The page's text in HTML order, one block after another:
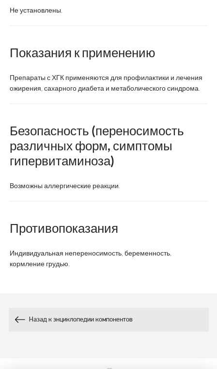
Не установлены.
Показания к применению
Препараты с ХГК применяются для профилактики и лечения
ожирения, сахарного диабета и метаболического синдрома.
Безопасность (переносимость
различных форм, симптомы
гипервитаминоза)
Возможны аллергические реакции.
Противопоказания
Индивидуальная непереносимость, беременность,
кормление грудью.
Назад к энциклопедии компонентов